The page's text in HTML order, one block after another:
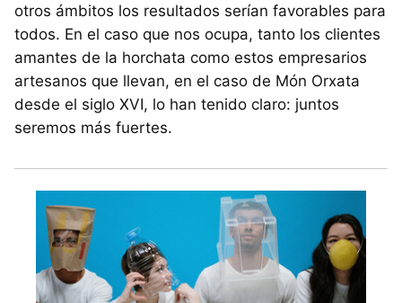
otros ámbitos los resultados serían favorables para
todos. En el caso que nos ocupa, tanto los clientes
amantes de la horchata como estos empresarios
artesanos que llevan, en el caso de Món Orxata
desde el siglo XVI, lo han tenido claro: juntos
seremos más fuertes.